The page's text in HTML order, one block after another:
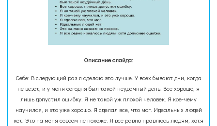
Описание слайда:
Себе: В следующий раз я сделаю это лучше. У всех бывают дни, когда
не везет, и у меня сегодня был такой неудачный день. Все хорошо, я
лишь допустил ошибку. Я не такой уж плохой человек. Я кое-чему
научился, и это уже хорошо. Я сделал все, что мог. Идеальных людей
кет. Это на меня совсем не похоже. Я все равно нравлюсь людям, хотя